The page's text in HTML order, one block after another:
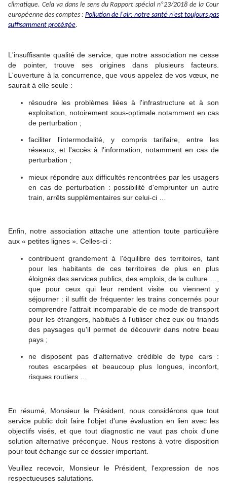
climatique. Cela va dans le sens du Rapport spécial n°23/2018 de la Cour
européenne des comptes : Pollution de l’air: notre santé n’est toujours pas
suffisamment protégée.
L'insuffisante qualité de service, que notre association ne cesse
de pointer, trouve ses origines dans plusieurs facteurs.
L'ouverture à la concurrence, que vous appelez de vos vœux, ne
saurait à elle seule :
résoudre les problèmes liées à l'infrastructure et à son
exploitation, notoirement sous-optimale notamment en cas
de perturbation ;
faciliter l'intermodalité, y compris tarifaire, entre les
réseaux, et l'accès à l'information, notamment en cas de
perturbation ;
mieux répondre aux difficultés rencontrées par les usagers
en cas de perturbation : possibilité d'emprunter un autre
train, arrêts supplémentaires sur celui-ci …
Enfin, notre association attache une attention toute particulière
aux « petites lignes ». Celles-ci :
contribuent grandement à l'équilibre des territoires, tant
pour les habitants de ces territoires de plus en plus
éloignés des services publics, des emplois, de la culture …,
que pour ceux qui leur rendent visite ou viennent y
séjourner : il suffit de fréquenter les trains concernés pour
comprendre l'attrait incomparable de ce mode de transport
pour les étrangers, habitués à l'utiliser chez eux ou friands
des paysages qu'il permet de découvrir dans notre beau
pays ;
ne disposent pas d'alternative crédible de type cars :
routes escarpées et beaucoup plus longues, inconfort,
risques routiers …
En résumé, Monsieur le Président, nous considérons que tout
service public doit faire l'objet d'une évaluation en lien avec les
objectifs visés, et que tout diagnostic ne vaut pas choix d'une
solution alternative préconçue. Nous restons à votre disposition
pour tout échange sur ce dossier important.
Veuillez recevoir, Monsieur le Président, l'expression de nos
respectueuses salutations.